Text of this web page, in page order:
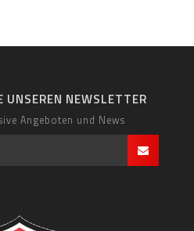
UNSEREN NEWSLETTER
Angeboten und News